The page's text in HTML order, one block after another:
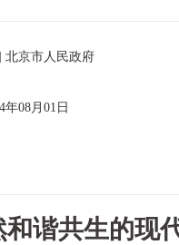
北京市人民政府
08月01日
谐共生的现